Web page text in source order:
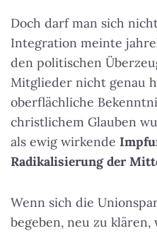
Doch darf man sich
Integration meinte
den politischen
Mitglieder nicht genau
oberflächliche
christlichem Glauben
als ewig wirkende
Radikalisierung der
Wenn sich die
begeben, neu zu